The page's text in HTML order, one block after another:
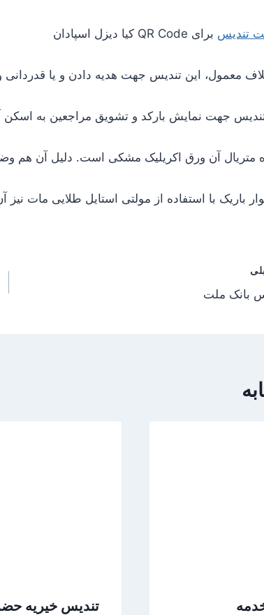
تندیس برای QR Code کیا دیزل اسپادان
معمول، این تندیس جهت هدیه دادن و یا
تندیس جهت نمایش بارکد و تشویق مراجعین به
متریال آن ورق اکریلیک مشکی است. دلیل آن هم
باریک با استفاده از مولتی استایل طلایی مات
بانک ملت
تندیس خیریه